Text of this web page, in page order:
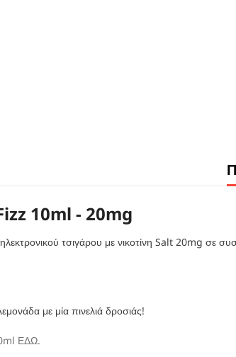
10ml - 20mg
τσιγάρου με νικοτίνη Salt 20mg σε
με μία πινελιά δροσιάς!
ΕΔΩ.